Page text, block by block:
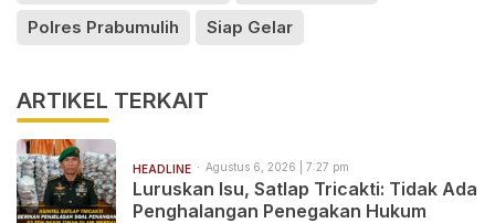
Polres Prabumulih Siap Gelar
ARTIKEL TERKAIT
HEADLINE Agustus 6, 2026 | 7:27 pm
Luruskan Isu, Satlap Tricakti: Tidak Ada
Penghalangan Penegakan Hukum